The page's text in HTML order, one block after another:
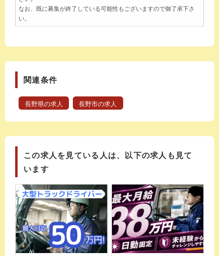
なお、既に募集が終了している可能性もございますので御了承下さ
い。
関連条件
長野県の求人 長野市の求人
この求人を見ている人は、以下の求人も見て
います